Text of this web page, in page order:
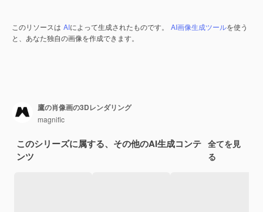
このリソースは AIによって生成されたものです。 AI画像生成ツールを使う
と、あなた独自の画像を作成できます。
鷹の肖像画の3Dレンダリング
magnific
このシリーズに属する、その他のAI生成コンテ
ンツ
全てを見
る